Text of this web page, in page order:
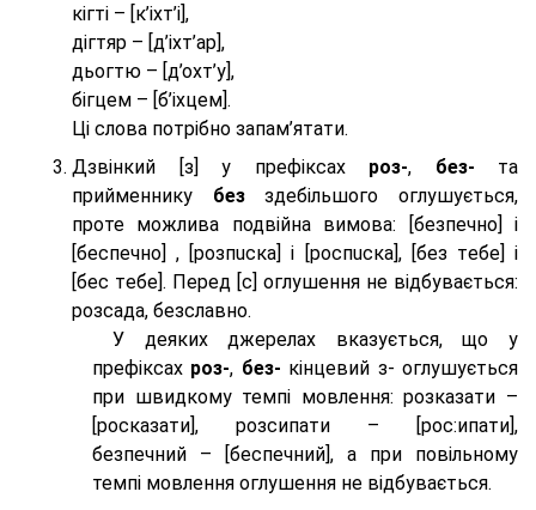
кігті – [к’іхт’і],
дігтяр – [д’іхт’ар],
дьогтю – [д’охт’у],
бігцем – [б’іхцем].
Ці слова потрібно запам’ятати.
Дзвінкий [з] у префіксах роз-, без- та
прийменнику безздебільшого оглушується,
проте можлива подвійна вимова: [безпeчно] і
[беспeчно] , [розпuска] і [роспuска], [без тeбе] і
[бес тeбе]. Перед [с] оглушення не відбувається:
розсада, безславно.
У деяких джерелах вказується, що у
префіксах роз-, без- кінцевий з- оглушується
при швидкому темпі мовлення: розказати –
[росказати], розсипати – [роc:ипати],
безпечний – [беспечний], а при повільному
темпі мовлення оглушення не відбувається.